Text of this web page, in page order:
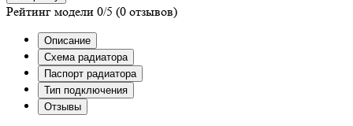
Рейтинг модели 0/5 (0 отзывов)
Описание
Схема радиатора
Паспорт радиатора
Тип подключения
Отзывы